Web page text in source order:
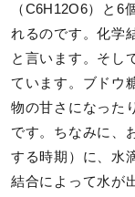
（C6H12O6）と6
れるのです。化学
と言います。そし
ています。ブドウ
物の甘さになった
です。ちなみに、
する時期）に、水
結合によって水が